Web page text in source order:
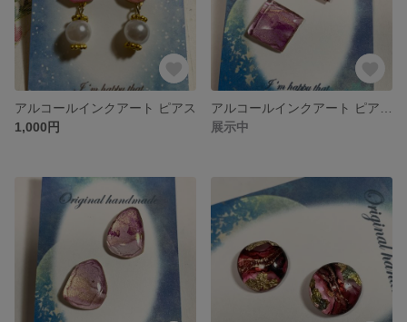
アルコールインクアート ピアス
1,000円
展示中